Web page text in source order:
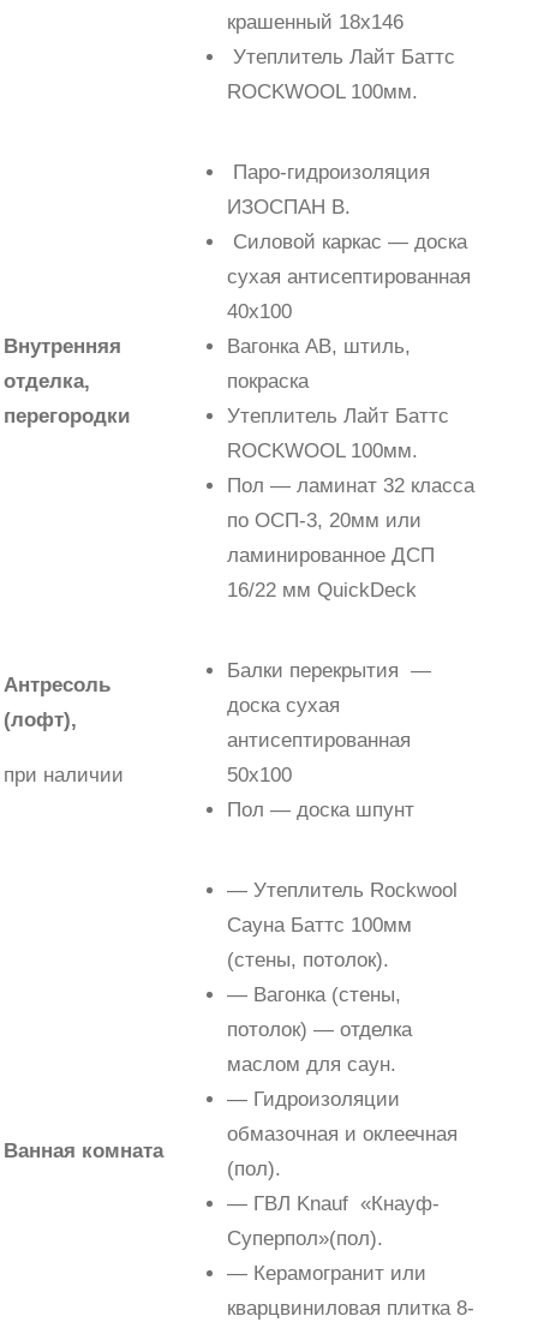
крашенный 18х146
Утеплитель Лайт Баттс
ROCKWOOL 100мм.
Внутренняя
отделка,
перегородки
Паро-гидроизоляция
ИЗОСПАН В.
Силовой каркас — доска
сухая антисептированная
40х100
Вагонка АВ, штиль,
покраска
Утеплитель Лайт Баттс
ROCKWOOL 100мм.
Пол — ламинат 32 класса
по ОСП-3, 20мм или
ламинированное ДСП
16/22 мм QuickDeck
Антресоль
(лофт),
при наличии
Балки перекрытия —
доска сухая
антисептированная
50х100
Пол — доска шпунт
Ванная комната
— Утеплитель Rockwool
Сауна Баттс 100мм
(стены, потолок).
— Вагонка (стены,
потолок) — отделка
маслом для саун.
— Гидроизоляции
обмазочная и оклеечная
(пол).
— ГВЛ Knauf «Кнауф-
Суперпол»(пол).
— Керамогранит или
кварцвиниловая плитка 8-